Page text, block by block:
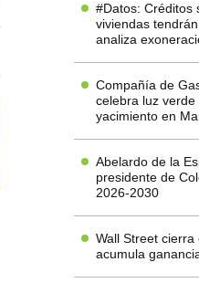
#Datos: Créditos
viviendas
analiza
Compañía de
celebra luz
yacimiento en
Abelardo de la
presidente de
2026-2030
Wall Street
acumula